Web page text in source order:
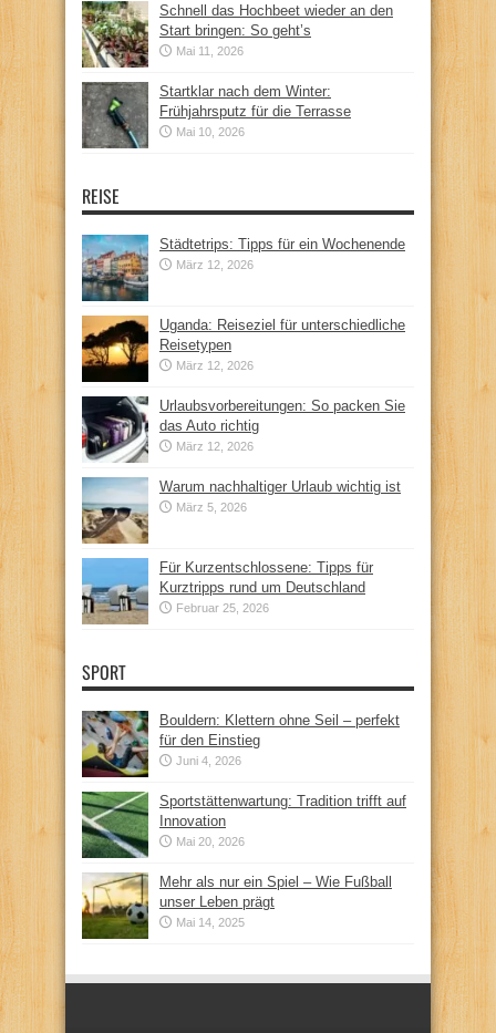
Schnell das Hochbeet wieder an den
Start bringen: So geht’s
Mai 11, 2026
Startklar nach dem Winter:
Frühjahrsputz für die Terrasse
Mai 10, 2026
REISE
Städtetrips: Tipps für ein Wochenende
März 12, 2026
Uganda: Reiseziel für unterschiedliche
Reisetypen
März 12, 2026
Urlaubsvorbereitungen: So packen Sie
das Auto richtig
März 12, 2026
Warum nachhaltiger Urlaub wichtig ist
März 5, 2026
Für Kurzentschlossene: Tipps für
Kurztripps rund um Deutschland
Februar 25, 2026
SPORT
Bouldern: Klettern ohne Seil – perfekt
für den Einstieg
Juni 4, 2026
Sportstättenwartung: Tradition trifft auf
Innovation
Mai 20, 2026
Mehr als nur ein Spiel – Wie Fußball
unser Leben prägt
Mai 14, 2025